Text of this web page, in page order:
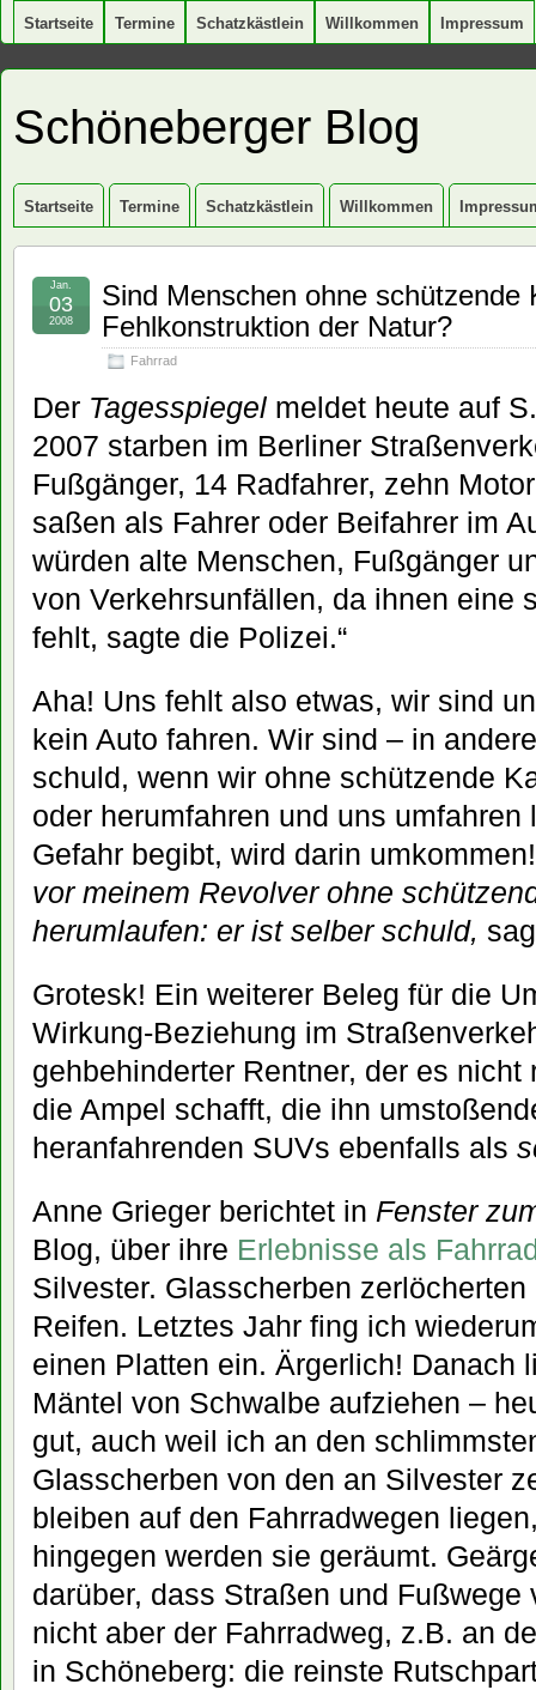
Startseite Termine Schatzkästlein Willkommen Impressum
Schöneberger Blog
Startseite Termine Schatzkästlein Willkommen
Sind Menschen ohne schützende
Fehlkonstruktion der Natur?
Fahrrad
Jan.
03
2008
Der Tagesspiegel meldet heute auf
2007 starben im Berliner
Fußgänger, 14 Radfahrer, zehn
saßen als Fahrer oder Beifahrer im
würden alte Menschen, Fußgänger
von Verkehrsunfällen, da ihnen eine
fehlt, sagte die Polizei.“
Aha! Uns fehlt also etwas, wir sind
kein Auto fahren. Wir sind – in
schuld, wenn wir ohne schützende
oder herumfahren und uns
Gefahr begibt, wird darin
vor meinem Revolver ohne
herumlaufen: er ist selber schuld,
Grotesk! Ein weiterer Beleg für die
Wirkung-Beziehung im
gehbehinderter Rentner, der es
die Ampel schafft, die ihn
heranfahrenden SUVs ebenfalls als
Anne Grieger berichtet in Fenster
Blog, über ihre Erlebnisse als
Silvester. Glasscherben
Reifen. Letztes Jahr fing ich
einen Platten ein. Ärgerlich! Danach
Mäntel von Schwalbe aufziehen –
gut, auch weil ich an den
Glasscherben von den an Silvester
bleiben auf den Fahrradwegen
hingegen werden sie geräumt.
darüber, dass Straßen und Fußwege
nicht aber der Fahrradweg, z.B. an
in Schöneberg: die reinste